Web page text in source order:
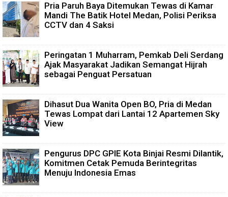
Pria Paruh Baya Ditemukan Tewas di Kamar
Mandi The Batik Hotel Medan, Polisi Periksa
CCTV dan 4 Saksi
Peringatan 1 Muharram, Pemkab Deli Serdang
Ajak Masyarakat Jadikan Semangat Hijrah
sebagai Penguat Persatuan
Dihasut Dua Wanita Open BO, Pria di Medan
Tewas Lompat dari Lantai 12 Apartemen Sky
View
Pengurus DPC GPIE Kota Binjai Resmi Dilantik,
Komitmen Cetak Pemuda Berintegritas
Menuju Indonesia Emas